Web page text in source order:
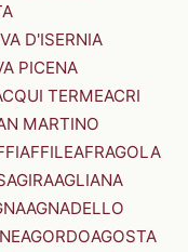
D'ISERNIA
PICENA
TERMEACRI
MARTINO
AFFILEAFRAGOLA
AGIRAAGLIANA
AGNADELLO
AGORDOAGOSTA